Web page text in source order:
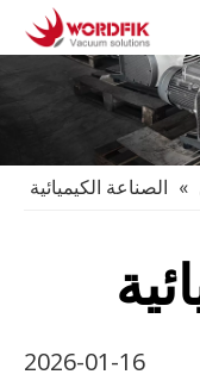
» الصناعة الكيميائية
2026-01-16